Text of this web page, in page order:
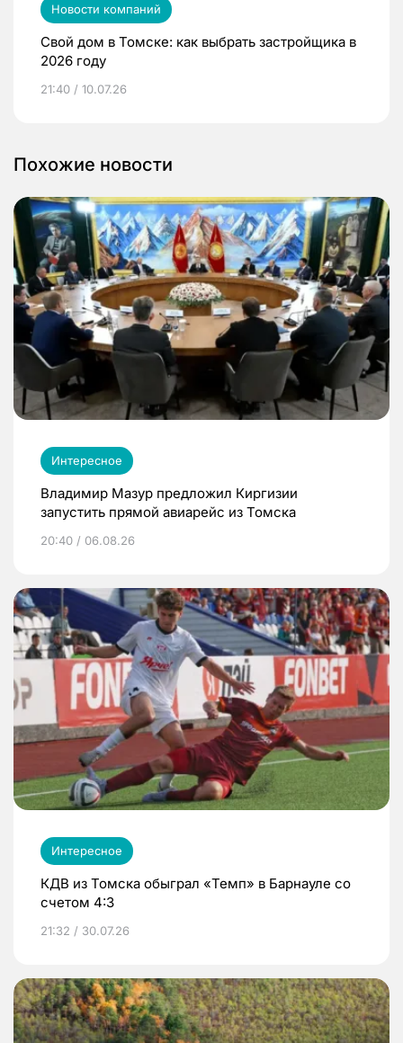
Новости компаний
Свой дом в Томске: как выбрать застройщика в
2026 году
21:40 / 10.07.26
Похожие новости
Интересное
Владимир Мазур предложил Киргизии
запустить прямой авиарейс из Томска
20:40 / 06.08.26
Интересное
КДВ из Томска обыграл «Темп» в Барнауле со
счетом 4:3
21:32 / 30.07.26